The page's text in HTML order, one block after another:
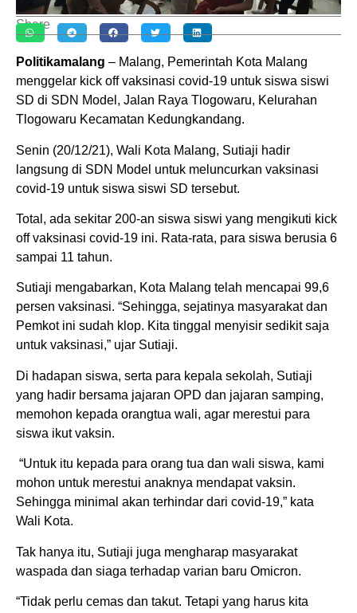
Share
Politikamalang – Malang, Pemerintah Kota Malang
menggelar kick off vaksinasi covid-19 untuk siswa siswi
SD di SDN Model, Jalan Raya Tlogowaru, Kelurahan
Tlogowaru Kecamatan Kedungkandang.
Senin (20/12/21), Wali Kota Malang, Sutiaji hadir
langsung di SDN Model untuk meluncurkan vaksinasi
covid-19 untuk siswa siswi SD tersebut.
Total, ada sekitar 200-an siswa siswi yang mengikuti kick
off vaksinasi covid-19 ini. Rata-rata, para siswa berusia 6
sampai 11 tahun.
Sutiaji mengabarkan, Kota Malang telah mencapai 99,6
persen vaksinasi. “Sehingga, sejatinya masyarakat dan
Pemkot ini sudah klop. Kita tinggal menyisir sedikit saja
untuk vaksinasi,” ujar Sutiaji.
Di hadapan siswa, serta para kepala sekolah, Sutiaji
yang hadir bersama jajaran OPD dan jajaran samping,
memohon kepada orangtua wali, agar merestui para
siswa ikut vaksin.
“Untuk itu kepada para orang tua dan wali siswa, kami
mohon untuk merestui anaknya mendapat vaksin.
Sehingga minimal akan terhindar dari covid-19,” kata
Wali Kota.
Tak hanya itu, Sutiaji juga mengharap masyarakat
waspada dan siaga terhadap varian baru Omicron.
“Tidak perlu cemas dan takut. Tetapi yang harus kita